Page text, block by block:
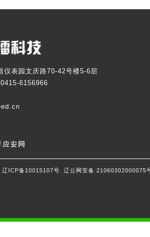
仪表园文庆路70-42号楼5-6层
0415-6156966
辽ICP备10015107号 辽公网安备